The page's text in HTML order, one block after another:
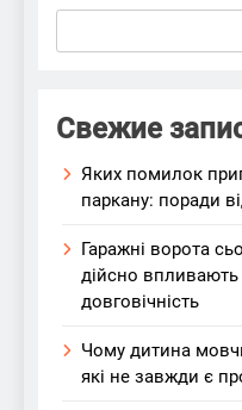
Свежие
Яких помилок
паркану: поради
Гаражні ворота
дійсно впливають
довговічність
Чому дитина
які не завжди є